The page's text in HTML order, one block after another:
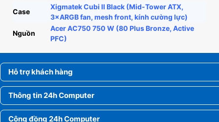
Case
Xigmatek Cubi II Black (Mid-Tower ATX,
3×ARGB fan, mesh front, kính cường lực)
Nguồn
Acer AC750 750 W (80 Plus Bronze, Active
PFC)
Hỗ trợ khách hàng
Thông tin 24h Computer
Cộng đồng 24h Computer